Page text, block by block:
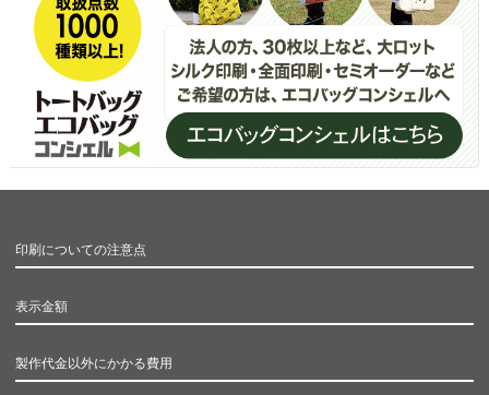
印刷についての注意点
表示金額
製作代金以外にかかる費用